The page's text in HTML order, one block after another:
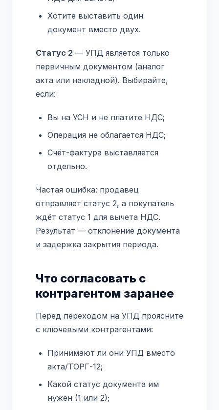
Хотите выставить один
документ вместо двух.
Статус 2 — УПД является только
первичным документом (аналог
акта или накладной). Выбирайте,
если:
Вы на УСН и не платите НДС;
Операция не облагается НДС;
Счёт-фактура выставляется
отдельно.
Частая ошибка: продавец
отправляет статус 2, а покупатель
ждёт статус 1 для вычета НДС.
Результат — отклонение документа
и задержка закрытия периода.
Что согласовать с
контрагентом заранее
Перед переходом на УПД проясните
с ключевыми контрагентами:
Принимают ли они УПД вместо
акта/ТОРГ-12;
Какой статус документа им
нужен (1 или 2);